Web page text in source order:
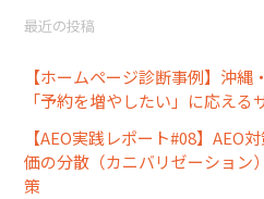
最近の投稿
【ホームページ診断事例】沖縄
「予約を増やしたい」に応える
【AEO実践レポート#08】AEO
価の分散（カニバリゼーション
策